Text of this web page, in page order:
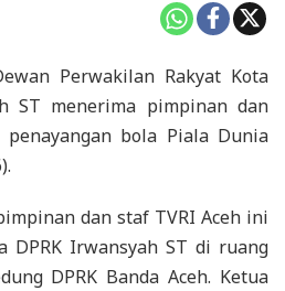
Perwakilan Rakyat Kota
ST menerima pimpinan dan
penayangan bola Piala Dunia
dan staf TVRI Aceh ini
DPRK Irwansyah ST di ruang
DPRK Banda Aceh. Ketua